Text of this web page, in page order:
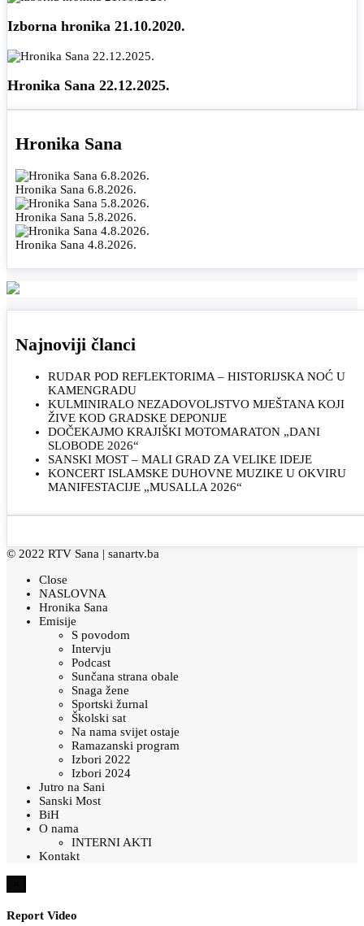
Izborna hronika 21.10.2020.
Hronika Sana 22.12.2025.
Hronika Sana
Hronika Sana 6.8.2026.
Hronika Sana 5.8.2026.
Hronika Sana 4.8.2026.
Najnoviji članci
RUDAR POD REFLEKTORIMA – HISTORIJSKA NOĆ U
KAMENGRADU
KULMINIRALO NEZADOVOLJSTVO MJEŠTANA KOJI
ŽIVE KOD GRADSKE DEPONIJE
DOČEKAJMO KRAJIŠKI MOTOMARATON „DANI
SLOBODE 2026“
SANSKI MOST – MALI GRAD ZA VELIKE IDEJE
KONCERT ISLAMSKE DUHOVNE MUZIKE U OKVIRU
MANIFESTACIJE „MUSALLA 2026“
© 2022 RTV Sana | sanartv.ba
Close
NASLOVNA
Hronika Sana
Emisije
S povodom
Intervju
Podcast
Sunčana strana obale
Snaga žene
Sportski žurnal
Školski sat
Na nama svijet ostaje
Ramazanski program
Izbori 2022
Izbori 2024
Jutro na Sani
Sanski Most
BiH
O nama
INTERNI AKTI
Kontakt
Report Video